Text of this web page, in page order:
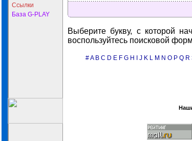
Ссылки
База G-PLAY
Выберите букву, с которой
воспользуйтесь поисковой
#A B C D E F G H J K L M N O P Q R